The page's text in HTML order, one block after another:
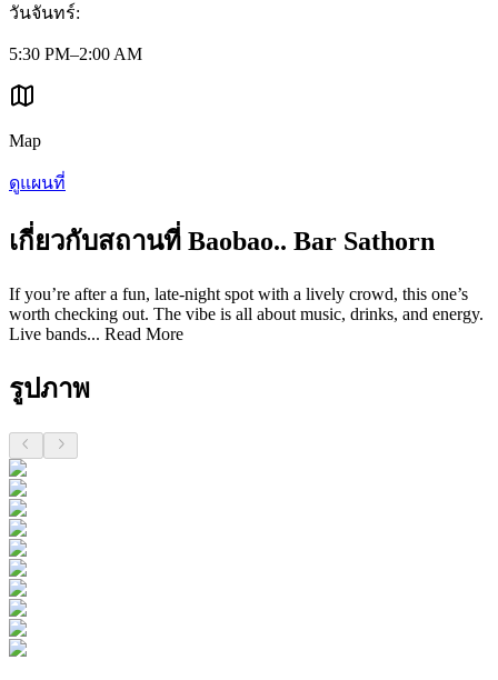
วันจันทร์:
5:30 PM–2:00 AM
Map
ดูแผนที่
เกี่ยวกับสถานที่ Baobao.. Bar Sathorn
If you’re after a fun, late-night spot with a lively crowd, this one’s
worth checking out. The vibe is all about music, drinks, and energy.
Live bands... Read More
รูปภาพ